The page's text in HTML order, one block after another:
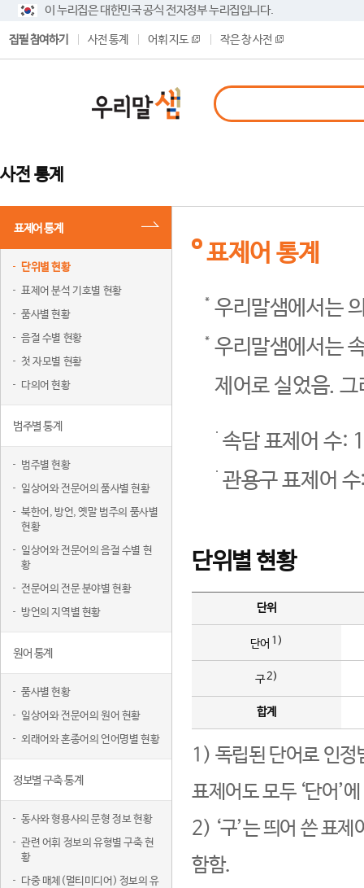
이 누리집은 대한민국 공식 전자정부 누리집입니다.
집필 참여하기 사전 통계 어휘 지도 작은 창 사전
사전 통계
표제어 통계
단위별 현황
표제어 분석 기호별 현황
품사별 현황
음절 수별 현황
첫 자모별 현황
다의어 현황
범주별 통계
범주별 현황
일상어와 전문어의 품사별 현황
북한어, 방언, 옛말 범주의 품사별
현황
일상어와 전문어의 음절 수별 현
황
전문어의 전문 분야별 현황
방언의 지역별 현황
원어 통계
품사별 현황
일상어와 전문어의 원어 현황
외래어와 혼종어의 언어명별 현황
정보별 구축 통계
동사와 형용사의 문형 정보 현황
관련 어휘 정보의 유형별 구축 현
황
다중 매체(멀티미디어) 정보의 유
표제어 통계
우리말샘에서는
우리말샘에서는
제어로 실었음.
속담 표제어 수:
관용구 표제어
단위별 현황
단위
단어 1)
구2)
합계
1) 독립된 단어로 인정
표제어도 모두 ‘단어’
2) ‘구’는 띄어 쓴 표
함함.